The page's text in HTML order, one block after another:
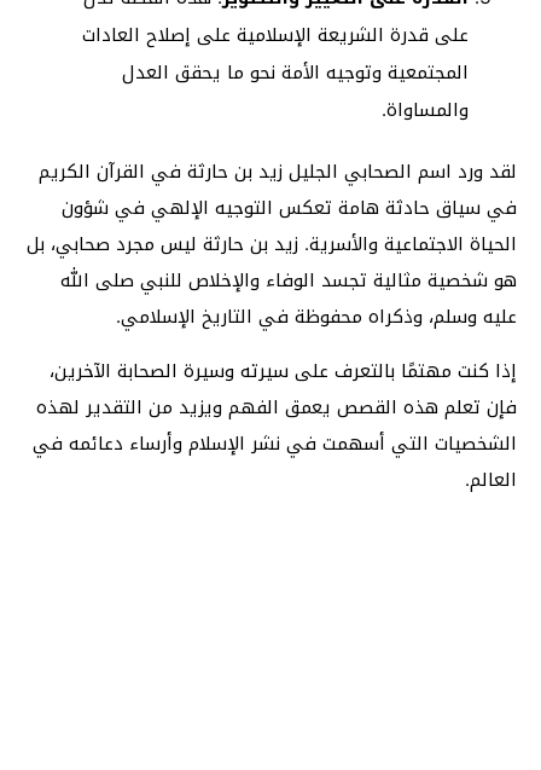
على قدرة الشريعة الإسلامية على إصلاح العادات
المجتمعية وتوجيه الأمة نحو ما يحقق العدل
والمساواة.
لقد ورد اسم الصحابي الجليل زيد بن حارثة في القرآن الكريم
في سياق حادثة هامة تعكس التوجيه الإلهي في شؤون
الحياة الاجتماعية والأسرية. زيد بن حارثة ليس مجرد صحابي، بل
هو شخصية مثالية تجسد الوفاء والإخلاص للنبي صلى الله
عليه وسلم، وذكراه محفوظة في التاريخ الإسلامي.
إذا كنت مهتمًا بالتعرف على سيرته وسيرة الصحابة الآخرين،
فإن تعلم هذه القصص يعمق الفهم ويزيد من التقدير لهذه
الشخصيات التي أسهمت في نشر الإسلام وأرساء دعائمه في
العالم.